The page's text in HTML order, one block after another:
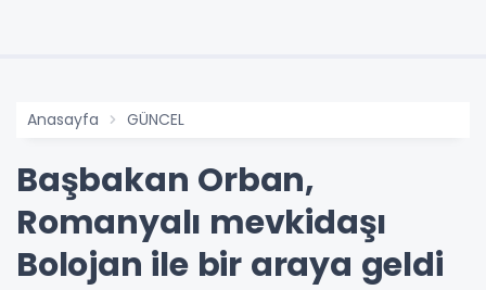
Anasayfa GÜNCEL
Başbakan Orban,
Romanyalı mevkidaşı
Bolojan ile bir araya geldi